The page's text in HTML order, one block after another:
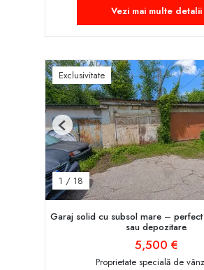
Vezi mai multe detalii
Exclusivitate
1 / 18
Previous
Garaj solid cu subsol mare – perfect
sau depozitare.
5,500 €
Proprietate specială de